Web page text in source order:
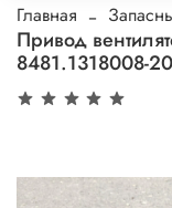
Главная
Привод
8481.1318008-20